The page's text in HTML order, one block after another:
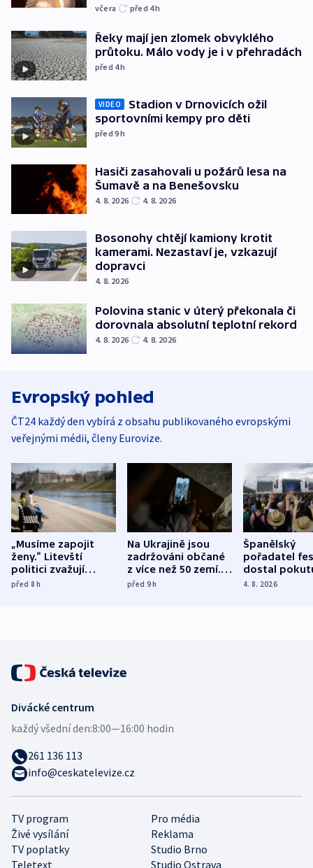
včera před 4h
Řeky mají jen zlomek obvyklého
průtoku. Málo vody je i v přehradách
před 4h
VIDEO
Stadion v Drnovicích ožil
sportovními kempy pro děti
před 9h
Hasiči zasahovali u požárů lesa na
Šumavě a na Benešovsku
4. 8. 2026 4. 8. 2026
Bosonohy chtějí kamiony krotit
kamerami. Nezastaví je, vzkazují
dopravci
4. 8. 2026
Polovina stanic v úterý překonala či
dorovnala absolutní teplotní rekord
4. 8. 2026 4. 8. 2026
Evropský pohled
ČT24 každý den vybírá z obsahu publikovaného evropskými
veřejnými médii, členy Eurovize.
„Musíme zapojit
ženy.“ Litevští
politici zvažují
dohodu o
před 8h
Na Ukrajině jsou
zadržováni občané
z více než 50 zemí.
Bojovali na straně
před 9h
Španělský
pořadatel
dostal
nekalé
4. 8. 2026
TV program
Pro média
Živé vysílání
Reklama
TV poplatky
Studio Brno
Teletext
Studio Ostrava
Divácké centrum
každý všední den:8:00—16:00 hodin
261 136 113
info@ceskatelevize.cz